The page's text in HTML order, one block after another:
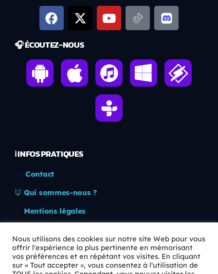
🎧 ÉCOUTEZ-NOUS
ℹ️ INFOS PRATIQUES
Contact
🦊 Qui sommes-nous ?
Mentions légales
🛡️ RGPD
Copyright © 2026 Animkids. Tous droits réservés.
Nous utilisons des cookies sur notre site Web pour vous
offrir l'expérience la plus pertinente en mémorisant
vos préférences et en répétant vos visites. En cliquant
sur « Tout accepter », vous consentez à l'utilisation de